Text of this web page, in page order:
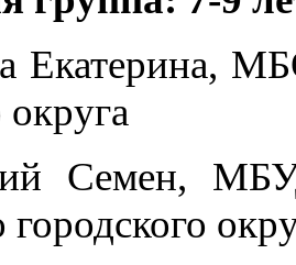
Екатерина,
округа
Семен,
городского